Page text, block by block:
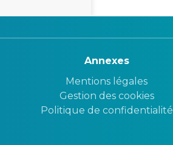
Annexes
Mentions légales
Gestion des cookies
Politique de confidentialité